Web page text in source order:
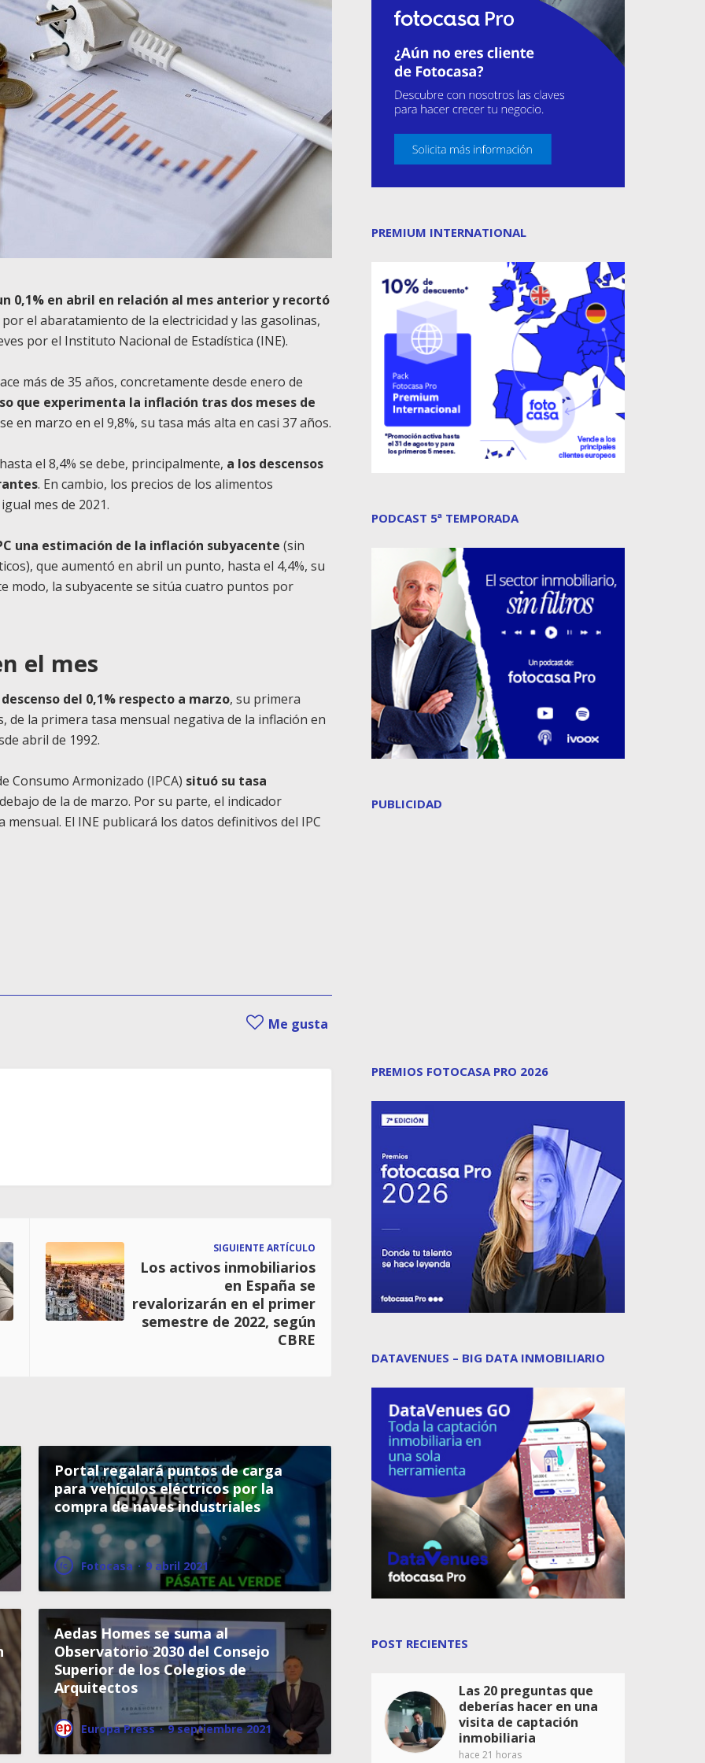
0,1% en abril en relación al mes anterior y recortó
el abaratamiento de la electricidad y las gasolinas,
por el Instituto Nacional de Estadística (INE).
más de 35 años, concretamente desde enero de
que experimenta la inflación tras dos meses de
en marzo en el 9,8%, su tasa más alta en casi 37 años.
el 8,4% se debe, principalmente, a los descensos
. En cambio, los precios de los alimentos
mes de 2021.
una estimación de la inflación subyacente (sin
que aumentó en abril un punto, hasta el 4,4%, su
modo, la subyacente se sitúa cuatro puntos por
el mes
del 0,1% respecto a marzo, su primera
de la primera tasa mensual negativa de la inflación en
abril de 1992.
Consumo Armonizado (IPCA) situó su tasa
de la de marzo. Por su parte, el indicador
El INE publicará los datos definitivos del IPC
Me gusta
SIGUIENTE ARTÍCULO
Los activos inmobiliarios
en España se
revalorizarán en el primer
semestre de 2022, según
CBRE
Portal regalará puntos de carga
para vehículos eléctricos por la
compra de naves industriales
Fotocasa · 9 abril 2021
Aedas Homes se suma al
Observatorio 2030 del Consejo
Superior de los Colegios de
Arquitectos
Europa Press · 9 septiembre 2021
PREMIUM INTERNATIONAL
PODCAST 5ª TEMPORADA
PUBLICIDAD
PREMIOS FOTOCASA PRO 2026
DATAVENUES – BIG DATA INMOBILIARIO
POST RECIENTES
Las 20 preguntas que
deberías hacer en una
visita de captación
inmobiliaria
hace 21 horas